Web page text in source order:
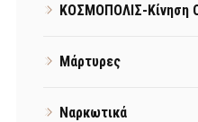
ΚΟΣΜΟΠΟΛΙΣ-Κίνηση
Μάρτυρες
Ναρκωτικά